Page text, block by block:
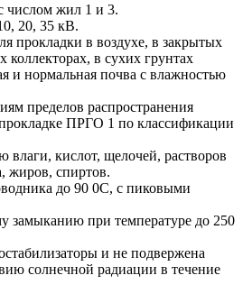
числом жил 1 и 3.
20, 35 кВ.
прокладки в воздухе, в закрытых
в сухих грунтах
и нормальная почва с влажностью
пределов распространения
ПРГО 1 по классификации
влаги, кислот, щелочей, растворов
жиров, спиртов.
до 90 0С, с пиковыми
замыканию при температуре до 250
и не подвержена
солнечной радиации в течение